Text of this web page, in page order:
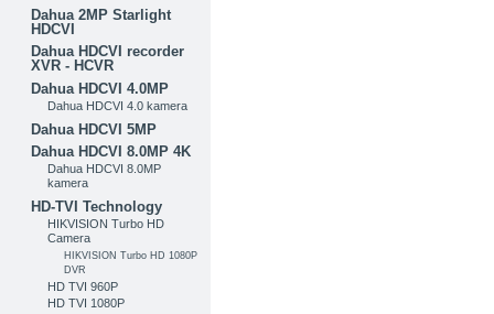
Dahua 2MP Starlight
HDCVI
Dahua HDCVI recorder
XVR - HCVR
Dahua HDCVI 4.0MP
Dahua HDCVI 4.0 kamera
Dahua HDCVI 5MP
Dahua HDCVI 8.0MP 4K
Dahua HDCVI 8.0MP
kamera
HD-TVI Technology
HIKVISION Turbo HD
Camera
HIKVISION Turbo HD 1080P
DVR
HD TVI 960P
HD TVI 1080P